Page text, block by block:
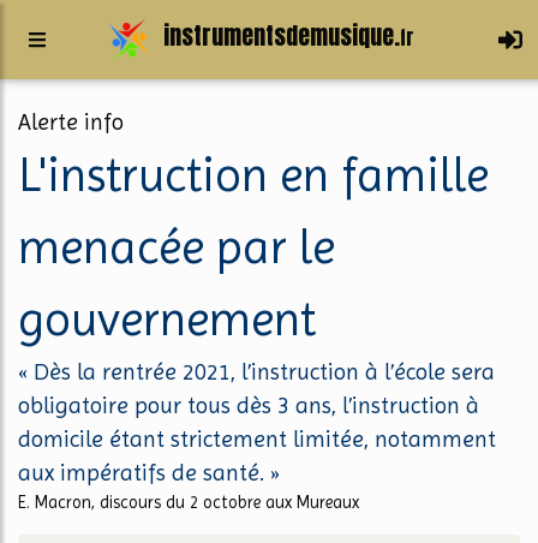
instrumentsdemusique.fr
Alerte info
L'instruction en famille
menacée par le
gouvernement
« Dès la rentrée 2021, l’instruction à l’école sera
obligatoire pour tous dès 3 ans, l’instruction à
domicile étant strictement limitée, notamment
aux impératifs de santé. »
E. Macron, discours du 2 octobre aux Mureaux